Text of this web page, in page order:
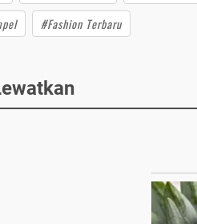
#Fashion Terbaru